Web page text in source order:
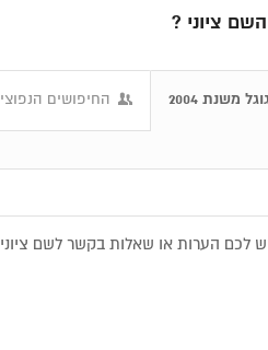
ציוני ?
משנת 2004 החיפושים
לכם הערות או שאלות בקשר לשם